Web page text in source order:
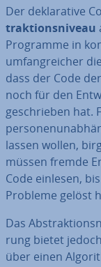
Der de­kla­ra­ti­ve
trak­ti­ons­ni­veau
Programme in
um­fang­rei­cher
dass der Code
noch für den
ge­schrie­ben hat.
lassen wollen,
müssen fremde
Code einlesen,
Probleme gelöst
Das
rung bietet
über einen